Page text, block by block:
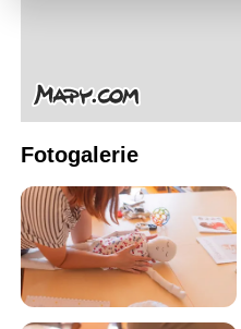
Fotogalerie